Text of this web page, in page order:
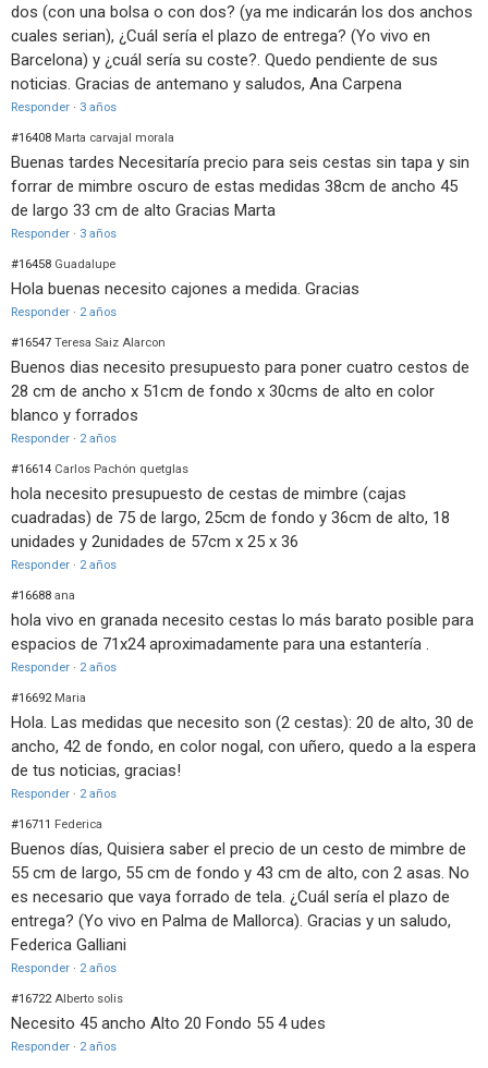
dos (con una bolsa o con dos? (ya me indicarán los dos anchos
cuales serian), ¿Cuál sería el plazo de entrega? (Yo vivo en
Barcelona) y ¿cuál sería su coste?. Quedo pendiente de sus
noticias. Gracias de antemano y saludos, Ana Carpena
Responder · 3 años
#16408 Marta carvajal morala
Buenas tardes Necesitaría precio para seis cestas sin tapa y sin
forrar de mimbre oscuro de estas medidas 38cm de ancho 45
de largo 33 cm de alto Gracias Marta
Responder · 3 años
#16458 Guadalupe
Hola buenas necesito cajones a medida. Gracias
Responder · 2 años
#16547 Teresa Saiz Alarcon
Buenos dias necesito presupuesto para poner cuatro cestos de
28 cm de ancho x 51cm de fondo x 30cms de alto en color
blanco y forrados
Responder · 2 años
#16614 Carlos Pachón quetglas
hola necesito presupuesto de cestas de mimbre (cajas
cuadradas) de 75 de largo, 25cm de fondo y 36cm de alto, 18
unidades y 2unidades de 57cm x 25 x 36
Responder · 2 años
#16688 ana
hola vivo en granada necesito cestas lo más barato posible para
espacios de 71x24 aproximadamente para una estantería .
Responder · 2 años
#16692 Maria
Hola. Las medidas que necesito son (2 cestas): 20 de alto, 30 de
ancho, 42 de fondo, en color nogal, con uñero, quedo a la espera
de tus noticias, gracias!
Responder · 2 años
#16711 Federica
Buenos días, Quisiera saber el precio de un cesto de mimbre de
55 cm de largo, 55 cm de fondo y 43 cm de alto, con 2 asas. No
es necesario que vaya forrado de tela. ¿Cuál sería el plazo de
entrega? (Yo vivo en Palma de Mallorca). Gracias y un saludo,
Federica Galliani
Responder · 2 años
#16722 Alberto solis
Necesito 45 ancho Alto 20 Fondo 55 4 udes
Responder · 2 años